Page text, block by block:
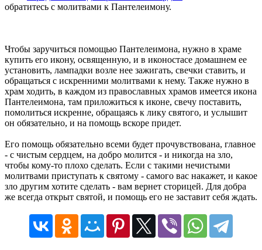
обратитесь с молитвами к Пантелеимону.
Чтобы заручиться помощью Пантелеимона, нужно в храме
купить его икону, освященную, и в иконостасе домашнем ее
установить, лампадки возле нее зажигать, свечки ставить, и
обращаться с искренними молитвами к нему. Также нужно в
храм ходить, в каждом из православных храмов имеется икона
Пантелеимона, там приложиться к иконе, свечу поставить,
помолиться искренне, обращаясь к лику святого, и услышит
он обязательно, и на помощь вскоре придет.
Его помощь обязательно всеми будет прочувствована, главное
- с чистым сердцем, на добро молится - и никогда на зло,
чтобы кому-то плохо сделать. Если с такими нечистыми
молитвами приступать к святому - самого вас накажет, и какое
зло другим хотите сделать - вам вернет сторицей. Для добра
же всегда открыт святой, и помощь его не заставит себя ждать.